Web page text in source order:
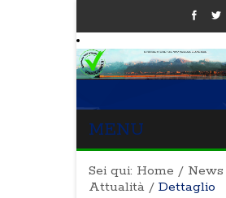
MENU
Sei qui: Home / News
Attualità / Dettaglio